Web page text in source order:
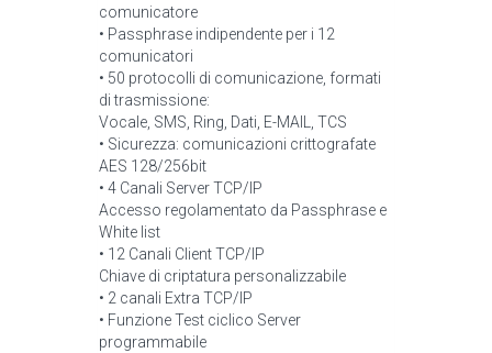
comunicatore
• Passphrase indipendente per i 12
comunicatori
• 50 protocolli di comunicazione, formati
di trasmissione:
Vocale, SMS, Ring, Dati, E-MAIL, TCS
• Sicurezza: comunicazioni crittografate
AES 128/256bit
• 4 Canali Server TCP/IP
Accesso regolamentato da Passphrase e
White list
• 12 Canali Client TCP/IP
Chiave di criptatura personalizzabile
• 2 canali Extra TCP/IP
• Funzione Test ciclico Server
programmabile